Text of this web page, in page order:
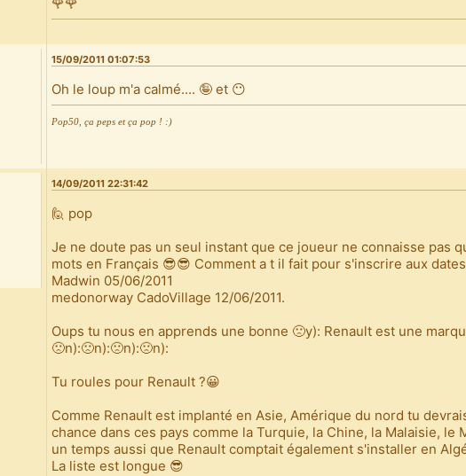
15/09/2011 01:07:53
Oh le loup m'a calmé.... 🤪 et 😶
Pop50, ça peps et ça pop ! :)
14/09/2011 22:31:42
🙋 pop
Je ne doute pas un seul instant que ce joueur ne connaisse pas
mots en Français 😎😎 Comment a t il fait pour s'inscrire aux
Madwin 05/06/2011
medonorway CadoVillage 12/06/2011.
Oups tu nous en apprends une bonne 🙁y): Renault est une
🙁n):🙁n):🙁n):🙁n):
Tu roules pour Renault ?😀
Comme Renault est implanté en Asie, Amérique du nord tu
chance dans ces pays comme la Turquie, la Chine, la Malaisie, le
un temps aussi que Renault comptait également s'installer en
La liste est longue 😎